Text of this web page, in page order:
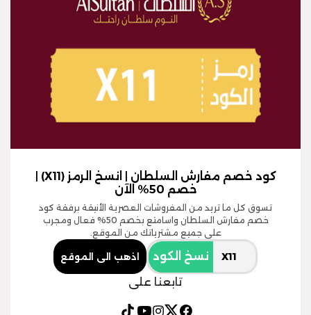
كود خصم مفارش السلطان | انسخ الرمز (X11) |
خصم 50% الآن
تسوق كل ما تريد من المفروشات العصرية الأنيقة برفقة كود
خصم مفارش السلطان واسامتع بخصم 50% فعال ومجرب
على جميع مشترياتك من الموقع.
نسخ الكود اذهب الى الموقع
تابعنا على